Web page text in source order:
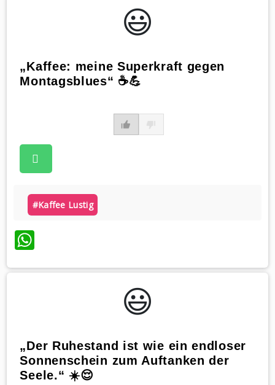
😃️
„Kaffee: meine Superkraft gegen
Montagsblues“ ☕️💪
#kaffee Lustig
WhatsApp
😃️
„Der Ruhestand ist wie ein endloser
Sonnenschein zum Auftanken der
Seele.“ ☀️😌